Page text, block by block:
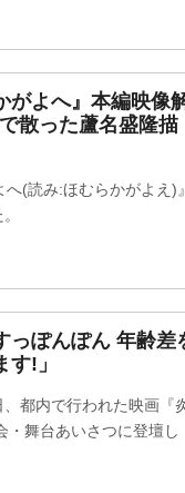
がよへ』本編映像
散った蘆名盛隆描
(読み:ほむらかがよえ)』
っぽんぽん 年齢差
!」
都内で行われた映画『
・舞台あいさつに登壇し